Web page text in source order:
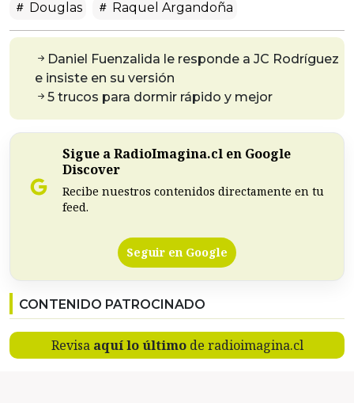
Douglas Raquel Argandoña
Daniel Fuenzalida le responde a JC Rodríguez
e insiste en su versión
5 trucos para dormir rápido y mejor
Sigue a RadioImagina.cl en Google
Discover
Recibe nuestros contenidos directamente en tu
feed.
Seguir en Google
CONTENIDO PATROCINADO
Revisa aquí lo últimode radioimagina.cl